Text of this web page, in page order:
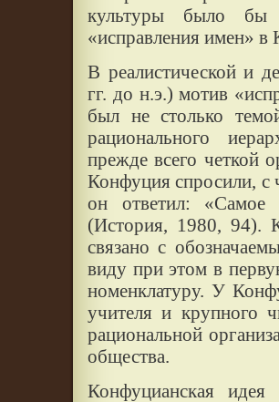
культуры было бы
«исправления имен» в
В реалистической и
гг. до н.э.) мотив
был не столько
рационального
прежде всего четкой
Конфуция спросили, с
он ответил: «Самое
(История, 1980, 94).
связано с
виду при этом в
номенклатуру. У
учителя и крупного
рациональной
общества.
Конфуцианская идея